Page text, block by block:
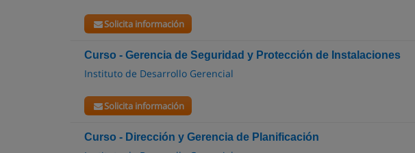
Solicita información
Curso - Gerencia de Seguridad y Protección de Instalaciones
Instituto de Desarrollo Gerencial
Solicita información
Curso - Dirección y Gerencia de Planificación